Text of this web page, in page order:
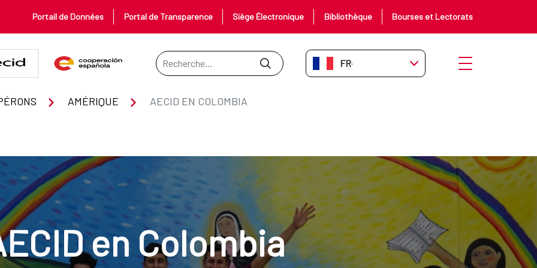
Portail de Données Portal de Transparence Siège Électronique Bibliothèque Bourses et Lectorats
Barre de recherche
FR-FR Ouvrir le menu
AMÉRIQUE AECID EN COLOMBIA
en Colombia